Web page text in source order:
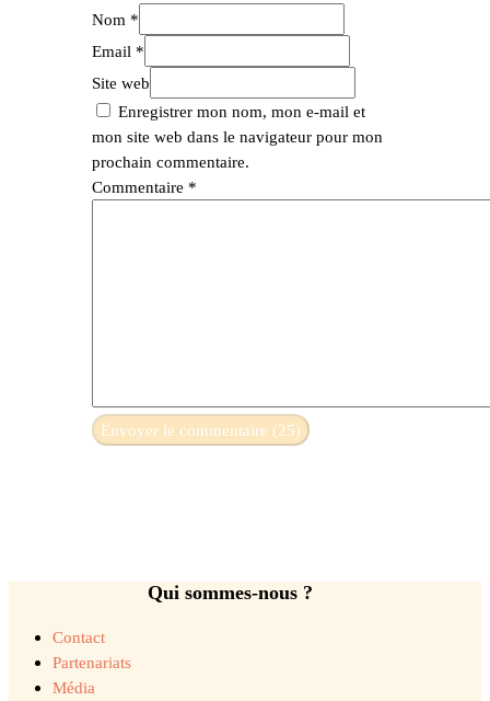
Nom *
Email *
Site web
Enregistrer mon nom, mon e-mail et
mon site web dans le navigateur pour mon
prochain commentaire.
Commentaire *
Qui sommes-nous ?
Contact
Partenariats
Média